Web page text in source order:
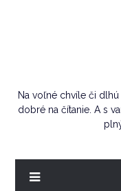
Na voľné chvíle či
dobré na čítanie. A s